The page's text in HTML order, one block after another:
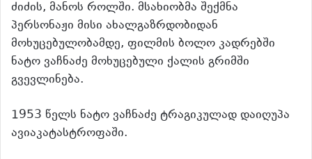
ძიძის, მანოს როლში. მსახიობმა შექმნა
პერსონაჟი მისი ახალგაზრდობიდან
მოხუცებულობამდე, ფილმის ბოლო კადრებში
ნატო ვაჩნაძე მოხუცებული ქალის გრიმში
გვევლინება.
1953 წელს ნატო ვაჩნაძე ტრაგიკულად დაიღუპა
ავიაკატასტროფაში.